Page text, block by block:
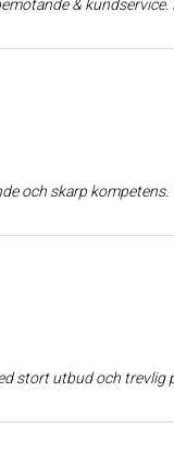
blev jag välkomnad av en i personalen som stod där. Personalen är väldigt trevliga &
att de brinner för sporten. Anpassar sig efter kundens nivå/
Man blir alltid bemött med ett leende och kan